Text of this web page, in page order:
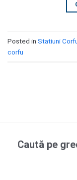
Posted in Statiuni
corfu
Caută pe